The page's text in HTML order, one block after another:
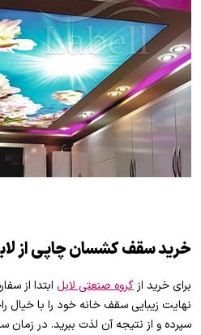
خرید سقف کشسان چاپی از
برای خرید ازگروه صنعتی لابل ابتدا از
نهایت زیبایی سقف خانه خود را با
سپرده و از نتیجه آن لذت ببرید. در